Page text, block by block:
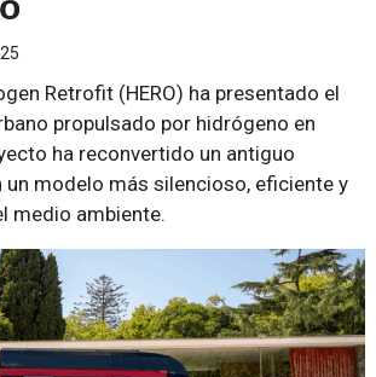
Retrofit (HERO) ha presentado el
propulsado por hidrógeno en
ha reconvertido un antiguo
un modelo más silencioso, eficiente y
medio ambiente.